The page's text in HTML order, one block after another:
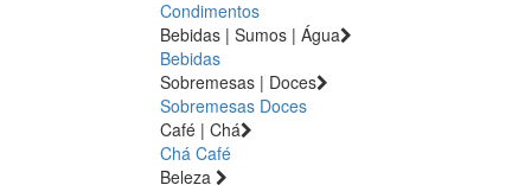
Condimentos
Bebidas | Sumos | Água
Bebidas
Sobremesas | Doces
Sobremesas Doces
Café | Chá
Chá Café
Beleza